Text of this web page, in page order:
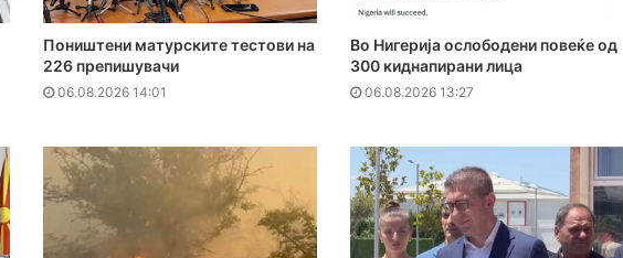
Поништени матурските тестови на
226 препишувачи
06.08.2026 14:01
Во Нигерија ослободени повеќе од
300 киднапирани лица
06.08.2026 13:27